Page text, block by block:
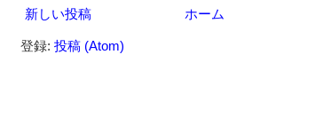
新しい投稿 ホーム
登録: 投稿 (Atom)